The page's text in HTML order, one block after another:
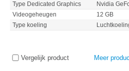
Type Dedicated Graphics
Nvidia
Videogeheugen
12 GB
Type koeling
Vergelijk product Meer